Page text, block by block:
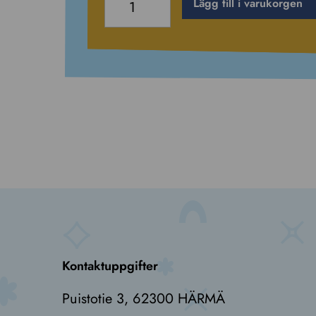
åkband
-
under
Lägg till i varukorgen
Kontaktuppgifter
Puistotie 3, 62300 HÄRMÄ